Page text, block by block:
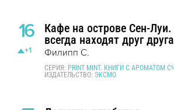
16
Кафе на острове Сен-
всегда находят друг друга
Филипп С.
СЕРИЯ: PRINT MINT. КНИГИ С АРОМАТОМ
ИЗДАТЕЛЬСТВО: ЭКСМО
+1